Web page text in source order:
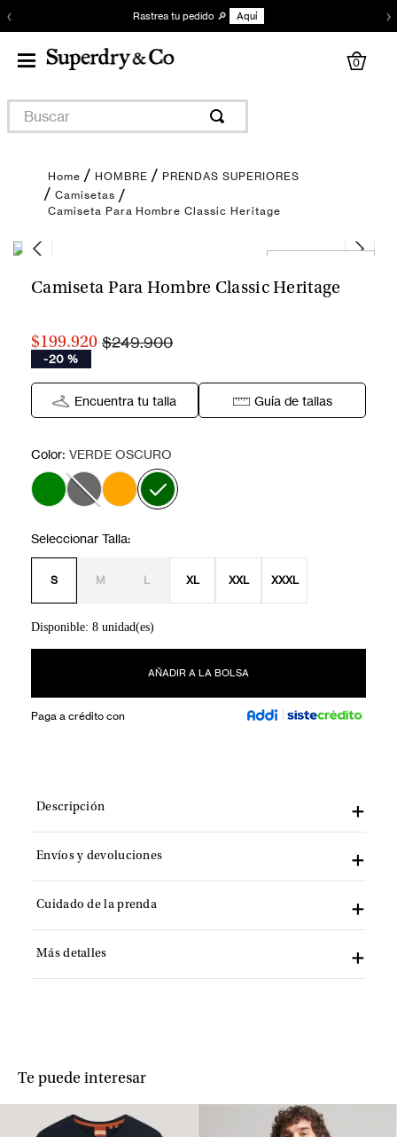
‹ Rastrea tu pedido 🔎 Aquí ›
0
Buscar
HOMBRE
PRENDAS SUPERIORES
Camisetas
Camiseta Para Hombre Classic Heritage
Camiseta Para Hombre Classic Heritage
$199.920 $249.900
-20 %
Encuentra tu talla Guía de tallas
Color: VERDE OSCURO
S M L XL XXL XXXL
Disponible: 8 unidad(es)
AÑADIR A LA BOLSA
Paga a crédito con
Descripción
Envíos y devoluciones
Cuidado de la prenda
Más detalles
Te puede interesar